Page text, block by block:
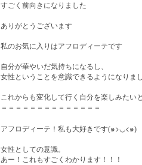
すごく前向きになりました
ありがとうございます
私のお気に入りはアフロディーテです
自分が華やいだ気持ちになるし、
女性ということを意識できるようになりま
これからも変化して行く自分を楽しみたい
＝＝＝＝＝＝＝＝＝＝＝＝＝＝
アフロディーテ！私も大好きです(๑>◡<๑)
女性としての意識。
あー！これもすごくわかります！！！